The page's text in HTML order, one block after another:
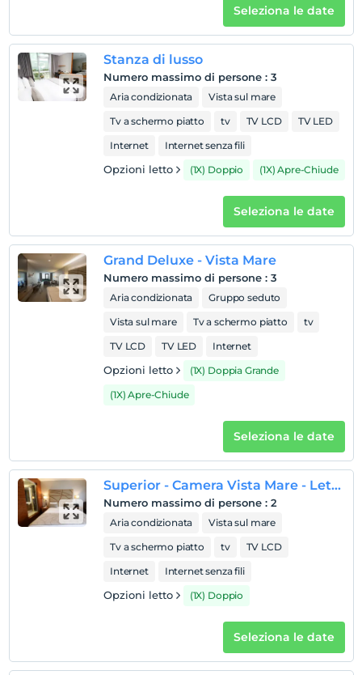
Mostra sulla
mappa
En erken saat 14:00 ve sonrası
animale domestico
Animali non ammessi
fumare
I bambini di età inferiore a 2 non vengono addebitati
1 bambino/i fino all'età di 3 per camera non pagano
Seleziona le date
Stanza di lusso
Numero massimo di persone : 3
Aria condizionata
Vista sul mare
Tv a schermo piatto
tv TV LCD
TV LED
Internet
Internet senza fili
Opzioni letto (1X) Doppio (1X) Apre-Chiude
Seleziona le date
Grand Deluxe - Vista Mare
Numero massimo di persone : 3
Aria condizionata
Gruppo seduto
Vista sul mare
Tv a schermo piatto
tv
TV LCD
TV LED Internet
Opzioni letto
(1X) Doppia Grande
(1X) Apre-Chiude
Seleziona le date
Superior - Camera Vista Mare - Letto Matrimoniale
Numero massimo di persone : 2
Aria condizionata
Vista sul mare
Tv a schermo piatto
tv
TV LCD
Internet
Internet senza fili
Opzioni letto (1X) Doppio
Seleziona le date